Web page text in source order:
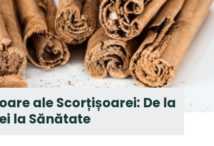
ale Scorțișoarei: De la
la Sănătate